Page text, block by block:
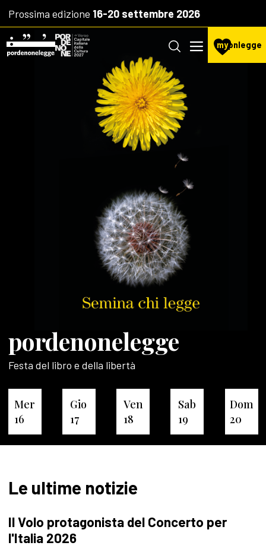
Prossima edizione 16-20 settembre 2026
mypnlegge
pordenonelegge
Festa del libro e della libertà
Mer
16
Gio
17
Ven
18
Sab
19
Dom
20
Le ultime notizie
Il Volo protagonista del Concerto per
l'Italia 2026